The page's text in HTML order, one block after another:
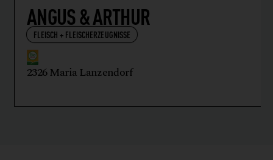
ANGUS & ARTHUR
FLEISCH + FLEISCHERZEUGNISSE
2326 Maria Lanzendorf